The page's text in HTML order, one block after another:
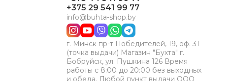
+375 29 541 99 77
info@buhta-shop.by
г. Минск пр-т Победителей, 19, оф. 31
(точка выдачи) Магазин "Бухта" г.
Бобруйск, ул. Пушкина 126 Время
работы с 8:00 до 20:00 без выходных
и обеда. Любой пункт выдачи ООО